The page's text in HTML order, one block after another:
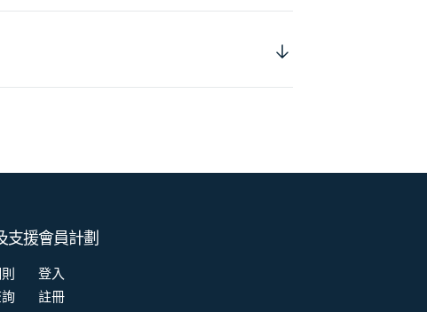
支援會員計劃
登入
註冊